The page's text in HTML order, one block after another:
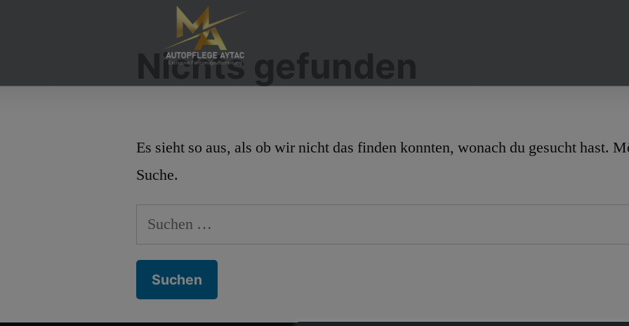
Nichts gefunden
Es sieht so aus, als ob wir nicht das finden konnten, wonach du gesucht hast.
Suche.